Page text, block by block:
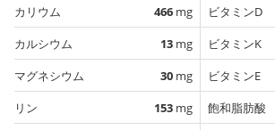
カリウム
466 mg
カルシウム
13 mg
マグネシウム
30 mg
リン
153 mg
ビタミンD
ビタミンK
ビタミンE
飽和脂肪酸